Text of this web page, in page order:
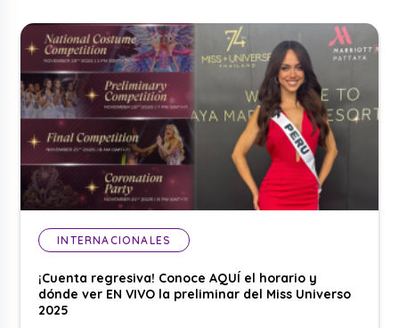
INTERNACIONALES
¡Cuenta regresiva! Conoce AQUÍ el horario y
dónde ver EN VIVO la preliminar del Miss Universo
2025